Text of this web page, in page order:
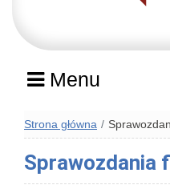
Menu
Strona główna
Sprawozdania